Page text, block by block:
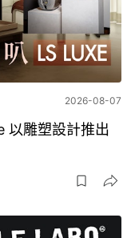
2026-08-07
以雕塑設計推出